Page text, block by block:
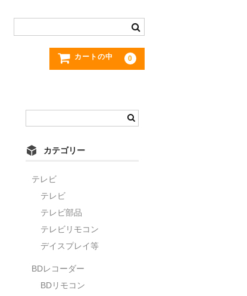
カートの中 0
カテゴリー
テレビ
テレビ
テレビ部品
テレビリモコン
デイスプレイ等
BDレコーダー
BDリモコン